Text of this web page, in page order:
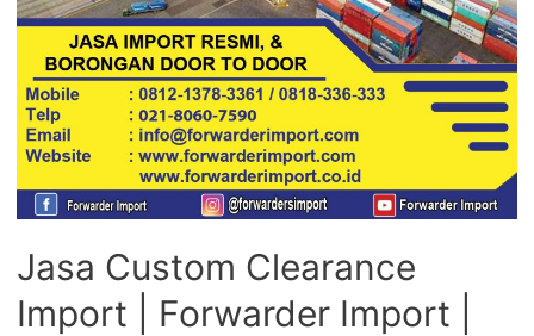
Jasa Custom Clearance
Import | Forwarder Import |